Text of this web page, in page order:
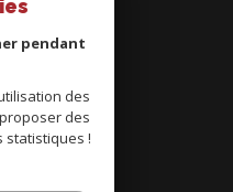
pendant
des
des
statistiques !